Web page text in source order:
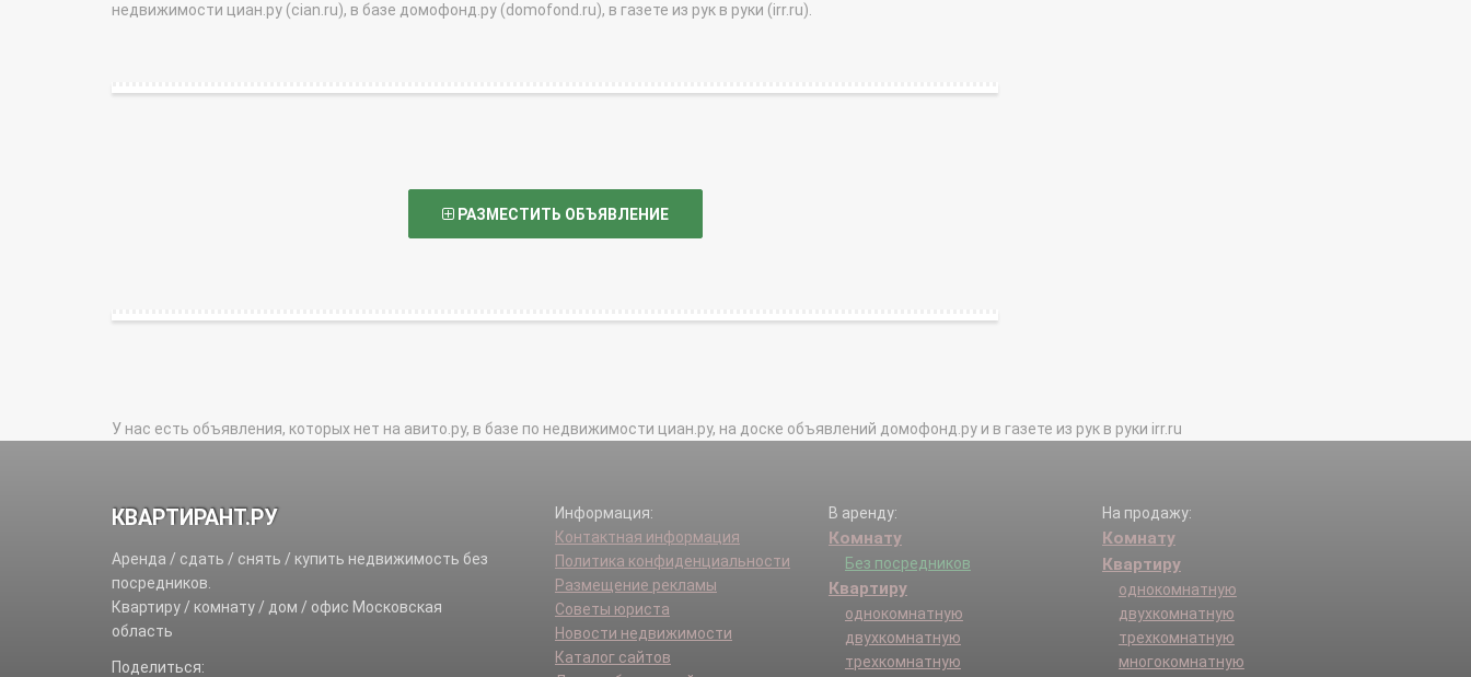
недвижимости циан.ру (cian.ru), в базе домофонд.ру (domofond.ru), в газете из рук в руки (irr.ru).
РАЗМЕСТИТЬ ОБЪЯВЛЕНИЕ
У нас есть объявления, которых нет на авито.ру, в базе по недвижимости циан.ру, на доске объявлений домофонд.ру и в газете из рук в руки irr.ru
КВАРТИРАНТ.РУ
Аренда / сдать / снять / купить недвижимость без
посредников.
Квартиру / комнату / дом / офис Московская
область
Поделиться:
Информация:
Контактная информация
Политика конфиденциальности
Размещение рекламы
Советы юриста
Новости недвижимости
Каталог сайтов
В аренду:
Комнату
Без посредников
Квартиру
однокомнатную
двухкомнатную
трехкомнатную
На продажу:
Комнату
Квартиру
однокомнатную
двухкомнатную
трехкомнатную
многокомнатную